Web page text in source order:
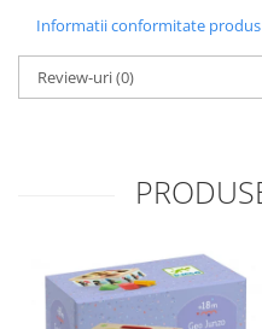
Informatii conformitate produs
Review-uri(0)